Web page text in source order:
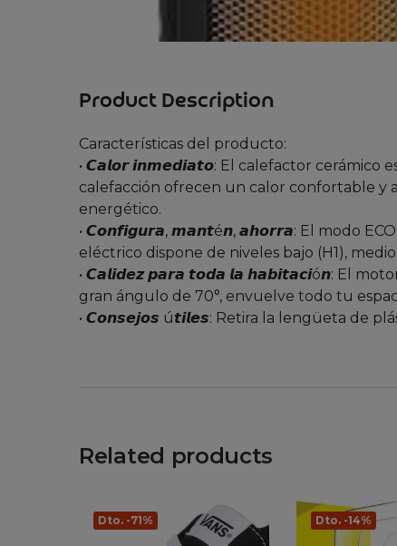
Product Description
Características del producto:
• 𝘾𝙖𝙡𝙤𝙧 𝙞𝙣𝙢𝙚𝙙𝙞𝙖𝙩𝙤: El calefactor cerámico
calefacción ofrecen un calor confortable y
energético.
• 𝘾𝙤𝙣𝙛𝙞𝙜𝙪𝙧𝙖, 𝙢𝙖𝙣𝙩é𝙣, 𝙖𝙝𝙤𝙧𝙧𝙖: El modo
eléctrico dispone de niveles bajo (H1),
• 𝘾𝙖𝙡𝙞𝙙𝙚𝙯 𝙥𝙖𝙧𝙖 𝙩𝙤𝙙𝙖 𝙡𝙖 𝙝𝙖𝙗𝙞𝙩𝙖𝙘𝙞ó𝙣: El
gran ángulo de 70°, envuelve todo tu
• 𝘾𝙤𝙣𝙨𝙚𝙟𝙤𝙨 ú𝙩𝙞𝙡𝙚𝙨: Retira la lengüeta de
Related products
Dto. -71% Dto. -14%